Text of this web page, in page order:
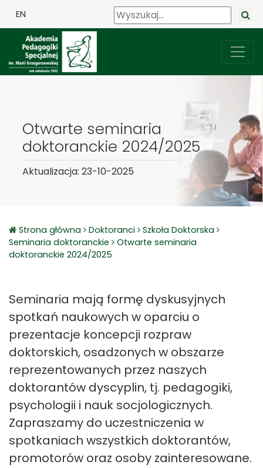
EN
Otwarte seminaria
doktoranckie 2024/2025
Aktualizacja: 23-10-2025
Strona główna Doktoranci
Szkoła Doktorska
Seminaria doktoranckie
Otwarte seminaria
doktoranckie 2024/2025
Seminaria mają formę dyskusyjnych
spotkań naukowych w oparciu o
prezentacje koncepcji rozpraw
doktorskich, osadzonych w obszarze
reprezentowanych przez naszych
doktorantów dyscyplin, tj. pedagogiki,
psychologii i nauk socjologicznych.
Zapraszamy do uczestniczenia w
spotkaniach wszystkich doktorantów,
promotorów oraz osoby zainteresowane.